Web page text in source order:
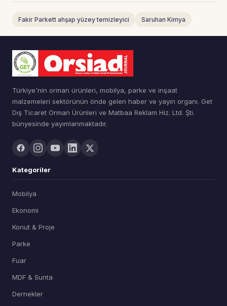
Fakir Parkett ahşap yüzey temizleyici Saruhan Kimya
Türkiye'nin orman ürünleri, mobilya, parke ve inşaat
malzemeleri sektörünün önde gelen haber ve yayın organı. Get
Dış Ticaret Orman Ürünleri ve Matbaa Reklam Hiz. Ltd. Şti.
bünyesinde yayımlanmaktadır.
Kategoriler
Mobilya
Ekonomi
Konut & Proje
Parke
Fuar
MDF & Sunta
Dernekler